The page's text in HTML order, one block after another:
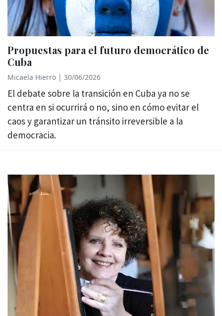
Propuestas para el futuro democrático de
Cuba
Micaela Hierro | 30/06/2026
El debate sobre la transición en Cuba ya no se
centra en si ocurrirá o no, sino en cómo evitar el
caos y garantizar un tránsito irreversible a la
democracia.